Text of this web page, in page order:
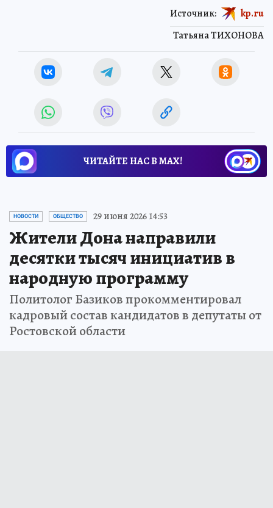
Татьяна ТИХОНОВА
Источник: kp.ru
ЧИТАЙТЕ НАС В МАХ!
НОВОСТИ ОБЩЕСТВО 29 июня 2026 14:53
Жители Дона направили
десятки тысяч инициатив в
народную программу
Политолог Базиков прокомментировал
кадровый состав кандидатов в депутаты от
Ростовской области